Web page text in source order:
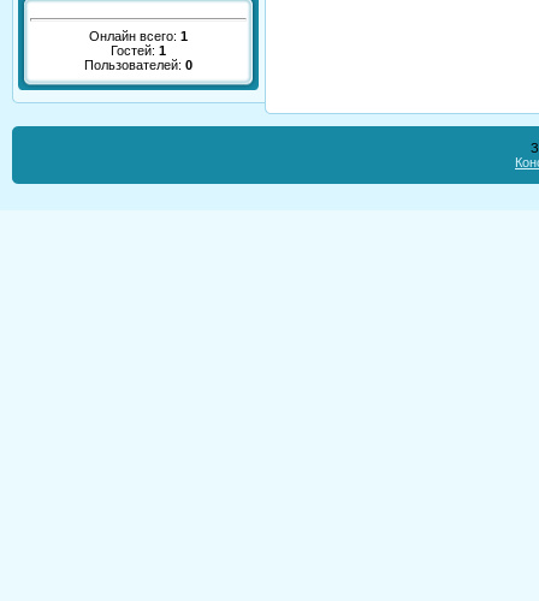
Онлайн всего: 1
Гостей: 1
Пользователей: 0